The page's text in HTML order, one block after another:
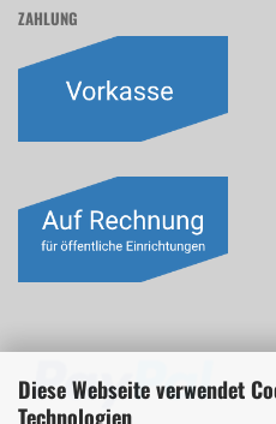
Diese Webseite verwendet
Technologien
ZAHLUNG